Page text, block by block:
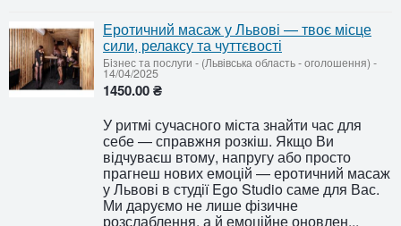
Еротичний масаж у Львові — твоє місце
сили, релаксу та чуттєвості
Бiзнес та послуги - (Львівська область - оголошення) -
14/04/2025
1450.00 ₴
У ритмі сучасного міста знайти час для
себе — справжня розкіш. Якщо Ви
відчуваєш втому, напругу або просто
прагнеш нових емоцій — еротичний масаж
у Львові в студії Ego Studio саме для Вас.
Ми даруємо не лише фізичне
розслаблення, а й емоційне оновлен...